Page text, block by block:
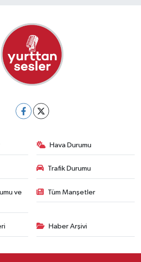
Hava Durumu
Trafik Durumu
ve
Tüm Manşetler
Haber Arşivi